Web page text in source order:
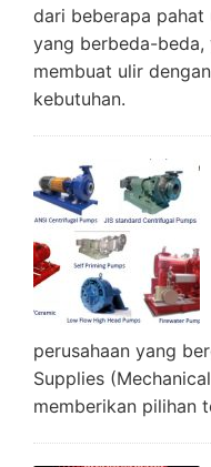
dari beberapa pahat
yang berbeda-beda,
membuat ulir
kebutuhan.
perusahaan yang
Supplies
memberikan pilihan